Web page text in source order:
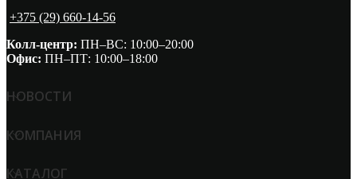
+375 (29) 660-14-56
Колл-центр: ПН–ВС: 10:00–20:00​
Офис: ПН–ПТ: 10:00–18:00
НОВОСТИ
КОМПАНИЯ
КАТАЛОГ